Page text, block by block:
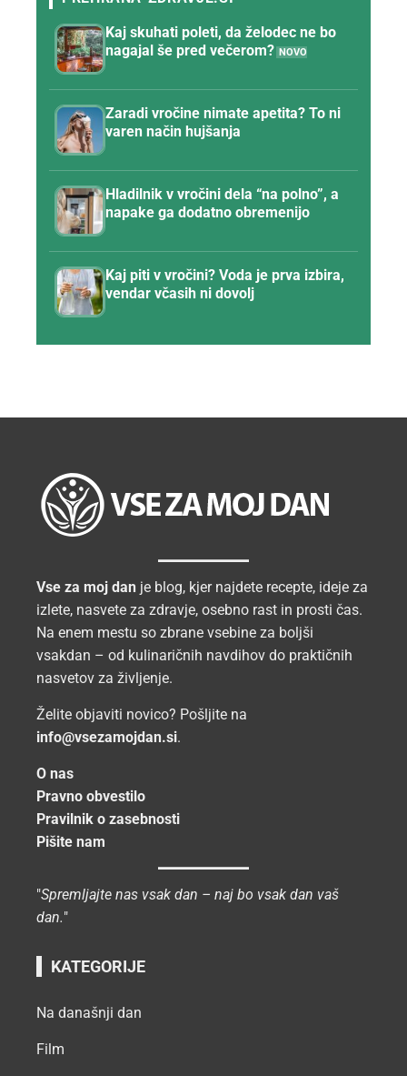
Kaj skuhati poleti, da želodec ne bo
nagajal še pred večerom?
Zaradi vročine nimate apetita? To ni
varen način hujšanja
Hladilnik v vročini dela “na polno”, a
napake ga dodatno obremenijo
Kaj piti v vročini? Voda je prva izbira,
vendar včasih ni dovolj
Vse za moj dan je blog, kjer najdete recepte, ideje za
izlete, nasvete za zdravje, osebno rast in prosti čas.
Na enem mestu so zbrane vsebine za boljši
vsakdan – od kulinaričnih navdihov do praktičnih
nasvetov za življenje.
Želite objaviti novico? Pošljite na
info@vsezamojdan.si.
O nas
Pravno obvestilo
Pravilnik o zasebnosti
Pišite nam
"Spremljajte nas vsak dan – naj bo vsak dan vaš
dan."
KATEGORIJE
Na današnji dan
Film